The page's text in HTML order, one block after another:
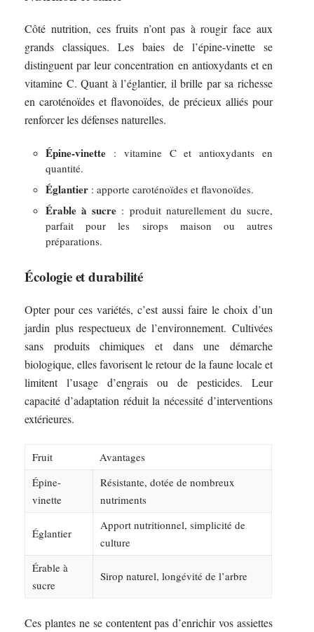
Côté nutrition, ces fruits n’ont pas à rougir face aux
grands classiques. Les baies de l’épine-vinette se
distinguent par leur concentration en antioxydants et en
vitamine C. Quant à l’églantier, il brille par sa richesse
en caroténoïdes et flavonoïdes, de précieux alliés pour
renforcer les défenses naturelles.
Épine-vinette : vitamine C et antioxydants en
quantité.
Églantier : apporte caroténoïdes et flavonoïdes.
Érable à sucre : produit naturellement du sucre,
parfait pour les sirops maison ou autres
préparations.
Écologie et durabilité
Opter pour ces variétés, c’est aussi faire le choix d’un
jardin plus respectueux de l’environnement. Cultivées
sans produits chimiques et dans une démarche
biologique, elles favorisent le retour de la faune locale et
limitent l’usage d’engrais ou de pesticides. Leur
capacité d’adaptation réduit la nécessité d’interventions
extérieures.
Fruit
Avantages
Épine-
vinette
Résistante, dotée de nombreux
nutriments
Églantier
Apport nutritionnel, simplicité de
culture
Érable à
sucre
Sirop naturel, longévité de l’arbre
Ces plantes ne se contentent pas d’enrichir vos assiettes